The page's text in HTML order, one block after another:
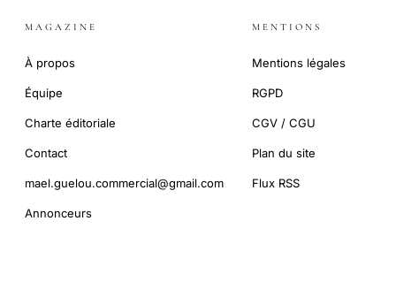
MAGAZINE
À propos
Équipe
Charte éditoriale
Contact
mael.guelou.commercial@gmail.com
Annonceurs
MENTIONS
Mentions légales
RGPD
CGV / CGU
Plan du site
Flux RSS